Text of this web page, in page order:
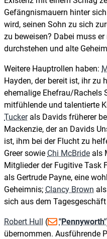
Gefängnismauern hinter
wird, seinen Sohn zu sich
zu beweisen? Dabei muss
durchstehen und alte
Weitere Hauptrollen haben:
Hayden, der bereit ist, ihr zu
ehemalige Ehefrau/Rachels
mitfühlende und talentierte
Tuckerals Davids früherer
Mackenzie, der an Davids
ist, ihm bei der Flucht zu
Greer sowie Chi McBride als
Mitglieder der Fugitive Task
als Gertrude Payne, eine
Geheimnis; Clancy Brown
sich aus dem
Robert Hull ( "Pennyworth"
übernommen. Ausführende